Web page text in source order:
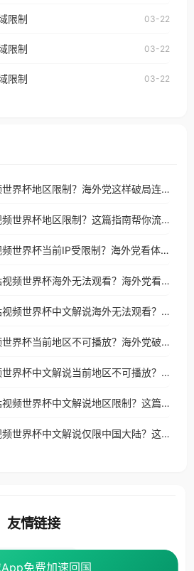
国、加拿大、澳大利亚、欧洲等国家和地区
困扰。
大、澳大利亚、欧洲等国家和地区时，网易
能在中国大陆地区播放。 遇到这个问题
易云音乐地区版权限制」的问题，无论人在
限制 03-22
限制 03-22
限制 03-22
在香港看咪咕视频世界杯地区限制？海外党这样破局连看7天不卡顿！
在俄罗斯看咪咕视频世界杯地区限制？这篇指南帮你流畅看中文解说赛事
在新加坡看咪咕视频世界杯当前IP受限制？海外党看体育赛事的终极破局指南
在澳大利亚看咪咕视频世界杯海外无法观看？海外党看国内体育直播的终极解法
在澳大利亚看咪咕视频世界杯中文解说海外无法观看？这篇指南帮你搞定所有体育直播难题
在泰国看咪咕视频世界杯当前地区不可播放？海外党破局看中文解说赛事指南
在海外看咪咕视频世界杯中文解说当前地区不可播放？这篇指南帮你搞定所有体育赛事直播难题
在澳大利亚看咪咕视频世界杯中文解说地区限制？这篇指南帮你搞定海外观赛难题
在加拿大看咪咕视频世界杯中文解说仅限中国大陆？这篇指南帮你轻松解锁中文解说和赛事直播
免费加速回国
免费加速回国
友情链接